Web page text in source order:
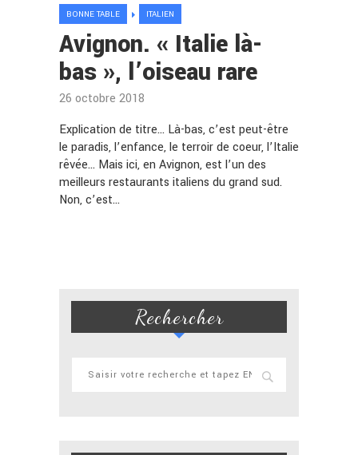
BONNE TABLE ITALIEN
Avignon. « Italie là-
bas », l’oiseau rare
26 octobre 2018
Explication de titre… Là-bas, c’est peut-être
le paradis, l’enfance, le terroir de coeur, l’Italie
rêvée… Mais ici, en Avignon, est l’un des
meilleurs restaurants italiens du grand sud.
Non, c’est…
Rechercher